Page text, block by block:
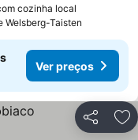
cozinha local
Welsberg-Taisten
Ver preços
Partilhar